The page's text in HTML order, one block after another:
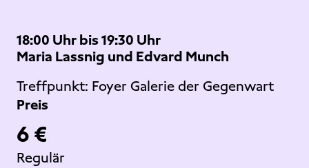
18:00 Uhr bis 19:30 Uhr
Maria Lassnig und Edvard Munch
Treffpunkt: Foyer Galerie der Gegenwart
Preis
6 €
Regulär